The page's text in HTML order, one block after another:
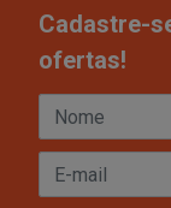
Cadastre-
ofertas!